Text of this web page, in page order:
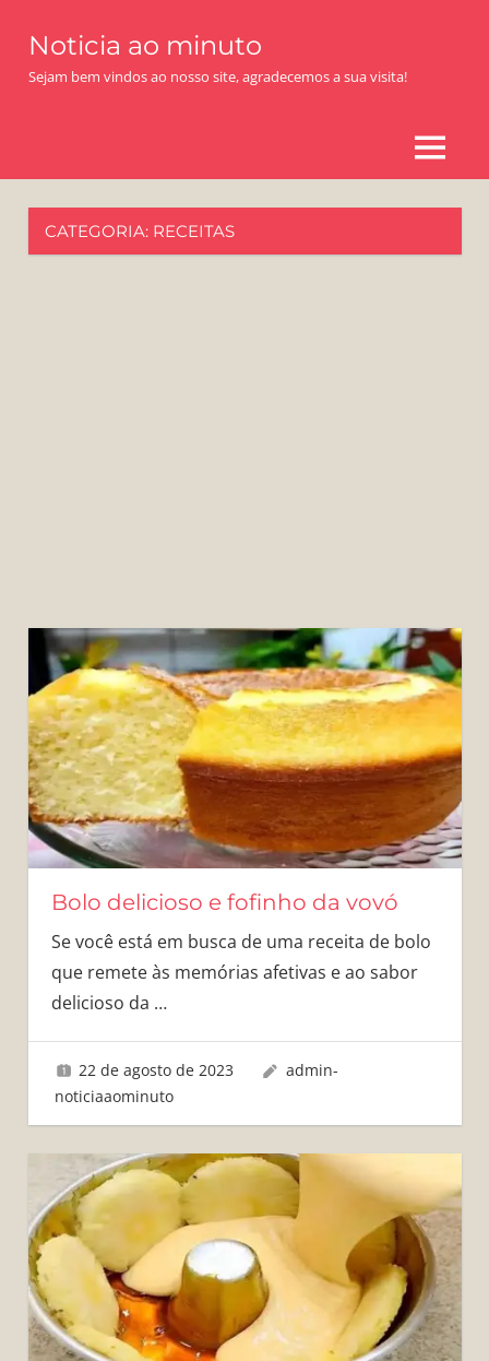
content
Noticia ao minuto
Sejam bem vindos ao nosso site, agradecemos a sua visita!
MENU
CATEGORIA: RECEITAS
Bolo delicioso e fofinho da vovó
Se você está em busca de uma receita de bolo
que remete às memórias afetivas e ao sabor
delicioso da …
22 de agosto de 2023
admin-
noticiaaominuto